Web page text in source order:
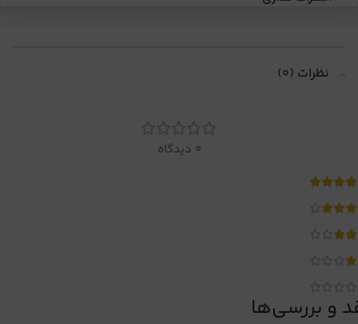
نظرات (0)
0 دیدگاه
و بررسی‌ها